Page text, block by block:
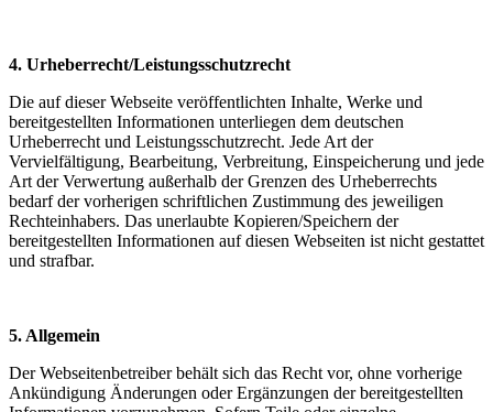
4. Urheberrecht/Leistungsschutzrecht
Die auf dieser Webseite veröffentlichten Inhalte, Werke und
bereitgestellten Informationen unterliegen dem deutschen
Urheberrecht und Leistungsschutzrecht. Jede Art der
Vervielfältigung, Bearbeitung, Verbreitung, Einspeicherung und jede
Art der Verwertung außerhalb der Grenzen des Urheberrechts
bedarf der vorherigen schriftlichen Zustimmung des jeweiligen
Rechteinhabers. Das unerlaubte Kopieren/Speichern der
bereitgestellten Informationen auf diesen Webseiten ist nicht gestattet
und strafbar.
5. Allgemein
Der Webseitenbetreiber behält sich das Recht vor, ohne vorherige
Ankündigung Änderungen oder Ergänzungen der bereitgestellten